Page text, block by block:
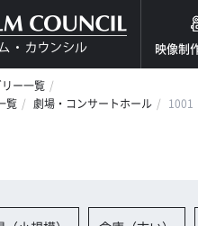
映像制
リー一覧
覧
劇場・コンサートホール 1001